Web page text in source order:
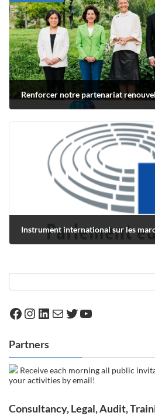
Facebook
Instagram
LinkedIn
MailTwitter
YouTube
Partners
Receive each morning all public
your activities by email!
Consultancy, Legal, Audit,